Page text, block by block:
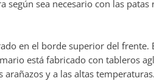
según sea necesario con las patas
en el borde superior del
está fabricado con tableros
y a las altas temperaturas.